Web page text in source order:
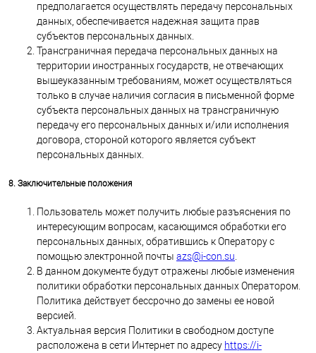
предполагается осуществлять передачу персональных
данных, обеспечивается надежная защита прав
субъектов персональных данных.
Трансграничная передача персональных данных на
территории иностранных государств, не отвечающих
вышеуказанным требованиям, может осуществляться
только в случае наличия согласия в письменной форме
субъекта персональных данных на трансграничную
передачу его персональных данных и/или исполнения
договора, стороной которого является субъект
персональных данных.
8. Заключительные положения
Пользователь может получить любые разъяснения по
интересующим вопросам, касающимся обработки его
персональных данных, обратившись к Оператору с
помощью электронной почты azs@i-con.su
В данном документе будут отражены любые изменения
политики обработки персональных данных Оператором.
Политика действует бессрочно до замены ее новой
версией.
Актуальная версия Политики в свободном доступе
расположена в сети Интернет по адресу https://i-